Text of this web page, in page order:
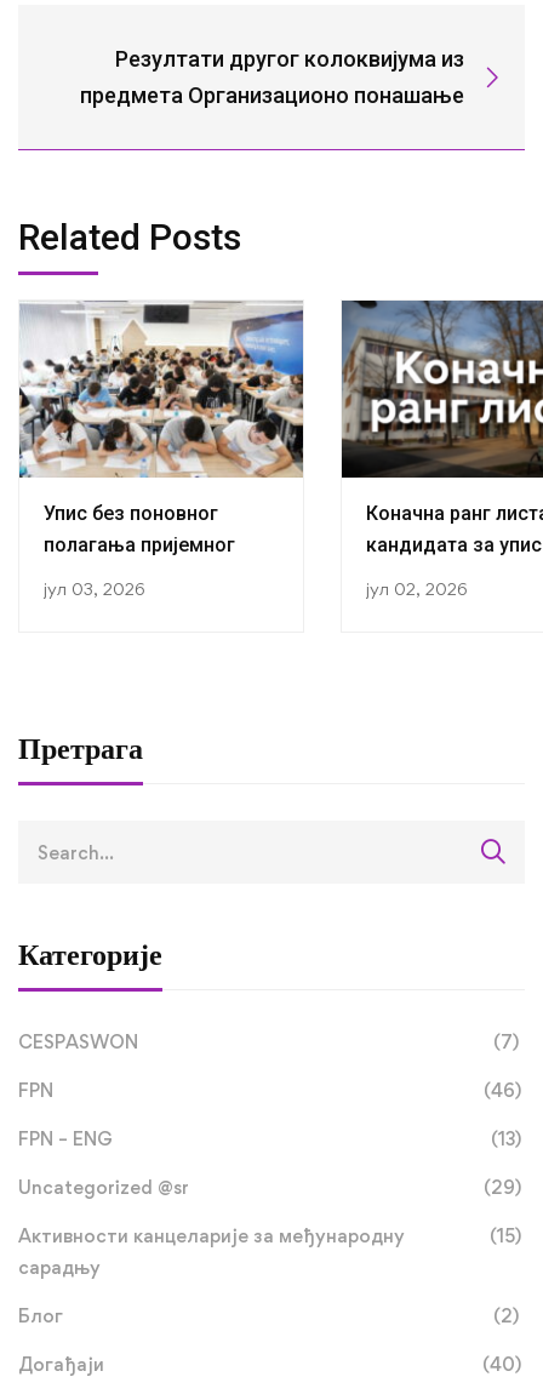
Резултати другог колоквијума из
предмета Организационо понашање
Related Posts
Упис без поновног
полагања пријемног
јул 03, 2026
Коначна ранг
кандидата за
јул 02, 2026
Претрага
Категорије
CESPASWON (7)
FPN (46)
FPN – ENG (13)
Uncategorized @sr (29)
Активности канцеларије за међународну
сарадњу
(15)
Блог (2)
Догађаји (40)